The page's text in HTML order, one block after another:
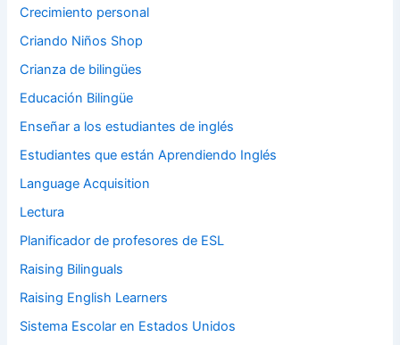
Crecimiento personal
Criando Niños Shop
Crianza de bilingües
Educación Bilingüe
Enseñar a los estudiantes de inglés
Estudiantes que están Aprendiendo Inglés
Language Acquisition
Lectura
Planificador de profesores de ESL
Raising Bilinguals
Raising English Learners
Sistema Escolar en Estados Unidos